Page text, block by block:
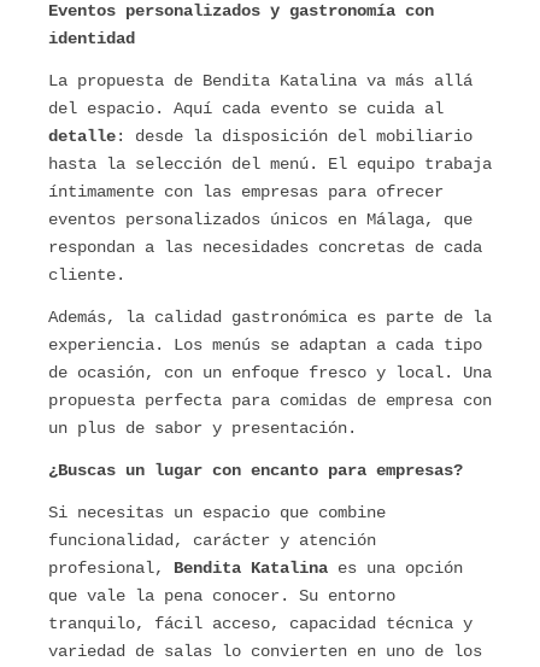
Eventos personalizados y gastronomía con
identidad
La propuesta de Bendita Katalina va más allá
del espacio. Aquí cada evento se cuida al
detalle: desde la disposición del mobiliario
hasta la selección del menú. El equipo trabaja
íntimamente con las empresas para ofrecer
eventos personalizados únicos en Málaga, que
respondan a las necesidades concretas de cada
cliente.
Además, la calidad gastronómica es parte de la
experiencia. Los menús se adaptan a cada tipo
de ocasión, con un enfoque fresco y local. Una
propuesta perfecta para comidas de empresa con
un plus de sabor y presentación.
¿Buscas un lugar con encanto para empresas?
Si necesitas un espacio que combine
funcionalidad, carácter y atención
profesional, Bendita Katalina es una opción
que vale la pena conocer. Su entorno
tranquilo, fácil acceso, capacidad técnica y
variedad de salas lo convierten en uno de los